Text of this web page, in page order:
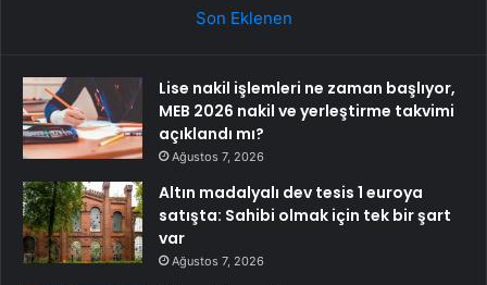
Son Eklenen
Lise nakil işlemleri ne zaman başlıyor,
MEB 2026 nakil ve yerleştirme takvimi
açıklandı mı?
Ağustos 7, 2026
Altın madalyalı dev tesis 1 euroya
satışta: Sahibi olmak için tek bir şart
var
Ağustos 7, 2026